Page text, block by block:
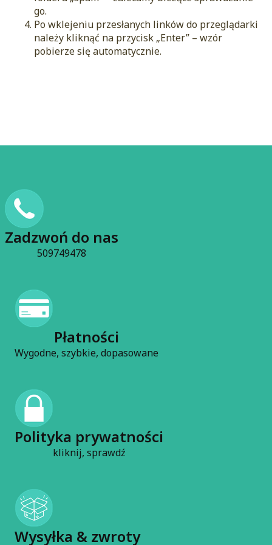
go.
Po wklejeniu przesłanych linków do przeglądarki
należy kliknąć na przycisk „Enter” – wzór
pobierze się automatycznie.
Zadzwoń do nas
509749478
Płatności
Wygodne, szybkie, dopasowane
Polityka prywatności
kliknij, sprawdź
Wysyłka & zwroty